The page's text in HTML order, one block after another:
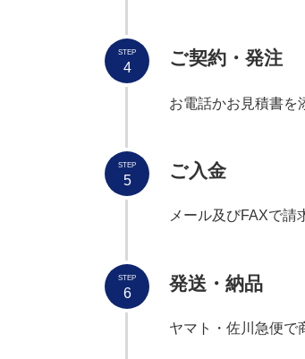
ご契約・発注
お電話かお見積書を
STEP
4
ご入金
メール及びFAXで請
STEP
5
発送 ・納品
ヤマト・佐川急便で
STEP
6